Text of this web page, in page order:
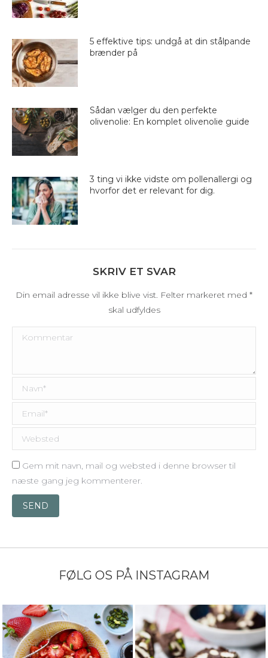
5 effektive tips: undgå at din stålpande
brænder på
Sådan vælger du den perfekte
olivenolie: En komplet olivenolie guide
3 ting vi ikke vidste om pollenallergi og
hvorfor det er relevant for dig.
SKRIV ET SVAR
Din email adresse vil ikke blive vist. Felter markeret med *
skal udfyldes
Kommentar
Navn *
Email *
Websted
Gem mit navn, mail og websted i denne browser til
næste gang jeg kommenterer.
SEND
FØLG OS PÅ INSTAGRAM